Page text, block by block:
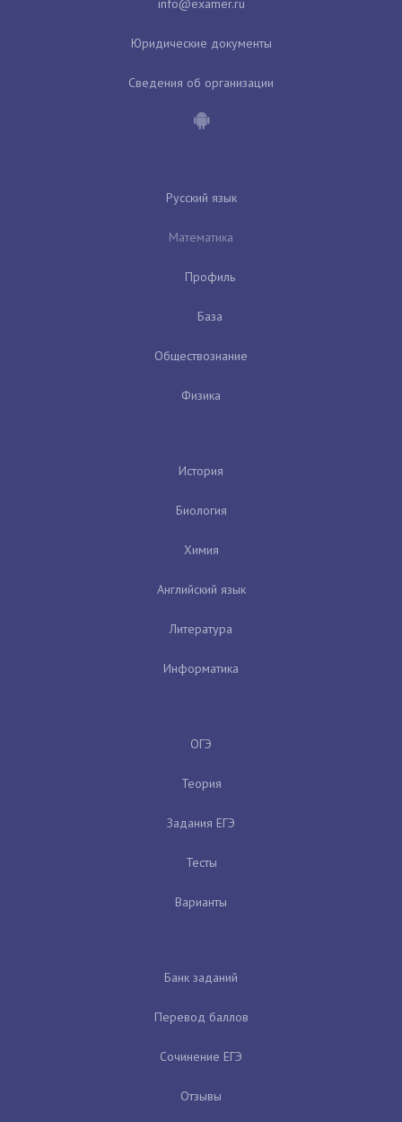
Юридические документы
Сведения об организации
Русский язык
Математика
Профиль
База
Обществознание
Физика
История
Биология
Химия
Английский язык
Литература
Информатика
ОГЭ
Теория
Задания ЕГЭ
Тесты
Варианты
Банк заданий
Перевод баллов
Сочинение ЕГЭ
Отзывы